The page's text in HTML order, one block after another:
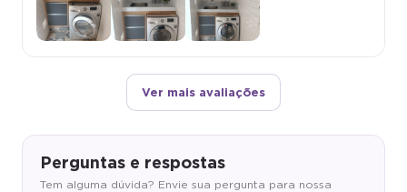
Ver mais avaliações
Perguntas e respostas
Tem alguma dúvida? Envie sua pergunta para nossa